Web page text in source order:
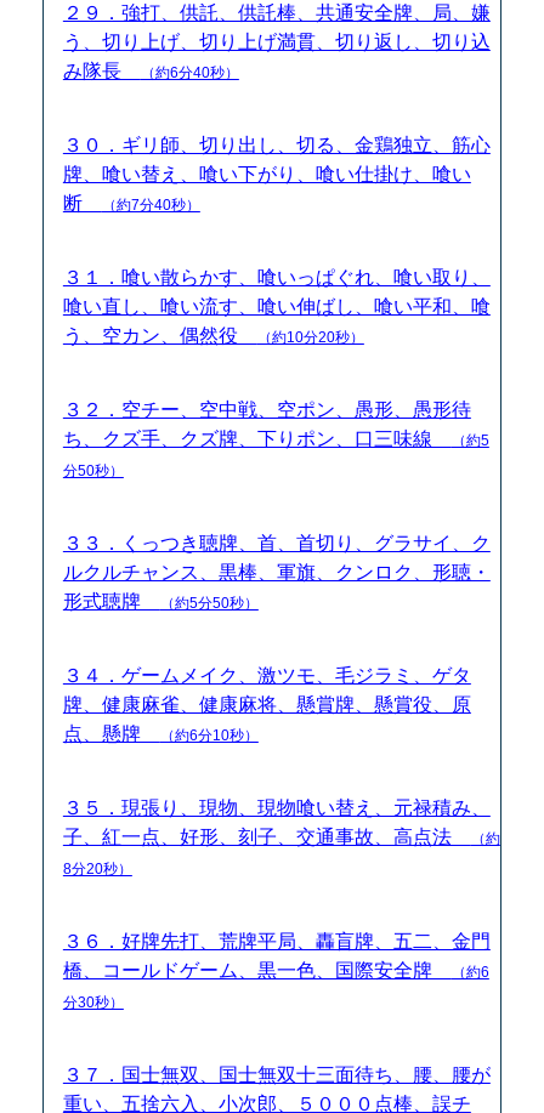
２９．強打、供託、供託棒、共通安全牌、局、嫌
う、切り上げ、切り上げ満貫、切り返し、切り込
み隊長
（約6分40秒）
３０．ギリ師、切り出し、切る、金鶏独立、筋心
牌、喰い替え、喰い下がり、喰い仕掛け、喰い
断
（約7分40秒）
３１．喰い散らかす、喰いっぱぐれ、喰い取り、
喰い直し、喰い流す、喰い伸ばし、喰い平和、喰
う、空カン、偶然役
（約10分20秒）
３２．空チー、空中戦、空ポン、愚形、愚形待
ち、クズ手、クズ牌、下りポン、口三味線
（約5
分50秒）
３３．くっつき聴牌、首、首切り、グラサイ、ク
ルクルチャンス、黒棒、軍旗、クンロク、形聴・
形式聴牌
（約5分50秒）
３４．ゲームメイク、激ツモ、毛ジラミ、ゲタ
牌、健康麻雀、健康麻将、懸賞牌、懸賞役、原
点、懸牌
（約6分10秒）
３５．現張り、現物、現物喰い替え、元禄積み、
子、紅一点、好形、刻子、交通事故、高点法
（約
8分20秒）
３６．好牌先打、荒牌平局、轟盲牌、五二、金門
橋、コールドゲーム、黒一色、国際安全牌
（約6
分30秒）
３７．国士無双、国士無双十三面待ち、腰、腰が
重い、五捨六入、小次郎、５０００点棒、誤チ